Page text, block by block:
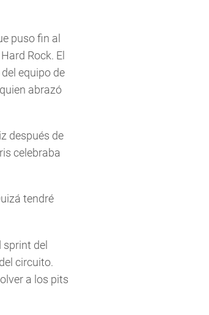
puso fin al
Rock. El
equipo de
abrazó
después de
celebraba
tendré
sprint del
circuito.
a los pits